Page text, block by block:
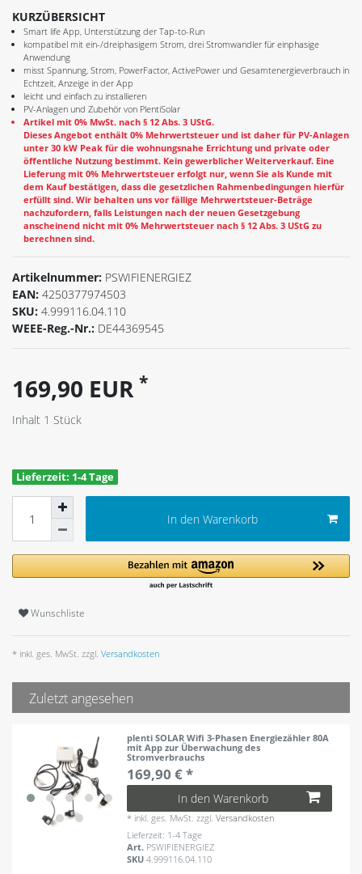
KURZÜBERSICHT
Smart life App, Unterstützung der Tap-to-Run
kompatibel mit ein-/dreiphasigem Strom, drei Stromwandler für einphasige
Anwendung
misst Spannung, Strom, PowerFactor, ActivePower und Gesamtenergieverbrauch in
Echtzeit, Anzeige in der App
leicht und einfach zu installieren
PV-Anlagen und Zubehör von PlentiSolar
Artikel mit 0% MwSt. nach § 12 Abs. 3 UStG.
Dieses Angebot enthält 0% Mehrwertsteuer und ist daher für PV-Anlagen
unter 30 kW Peak für die wohnungsnahe Errichtung und private oder
öffentliche Nutzung bestimmt. Kein gewerblicher Weiterverkauf. Eine
Lieferung mit 0% Mehrwertsteuer erfolgt nur, wenn Sie als Kunde mit
dem Kauf bestätigen, dass die gesetzlichen Rahmenbedingungen hierfür
erfüllt sind. Wir behalten uns vor fällige Mehrwertsteuer-Beträge
nachzufordern, falls Leistungen nach der neuen Gesetzgebung
anscheinend nicht mit 0% Mehrwertsteuer nach § 12 Abs. 3 UStG zu
berechnen sind.
Artikelnummer: PSWIFIENERGIEZ
EAN: 4250377974503
SKU: 4.999116.04.110
WEEE-Reg.-Nr.: DE44369545
169,90 EUR *
Inhalt 1 Stück
Lieferzeit: 1-4 Tage
In den Warenkorb
Wunschliste
* inkl. ges. MwSt. zzgl. Versandkosten
Zuletzt angesehen
plenti SOLAR Wifi 3-Phasen Energiezähler 80A
mit App zur Überwachung des
Stromverbrauchs
169,90 € *
In den Warenkorb
* inkl. ges. MwSt. zzgl.Versandkosten
Lieferzeit: 1-4 Tage
Art. PSWIFIENERGIEZ
SKU4.999116.04.110